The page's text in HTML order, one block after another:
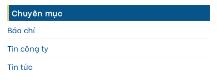
Chuyên mục
Báo chí
Tin công ty
Tin tức